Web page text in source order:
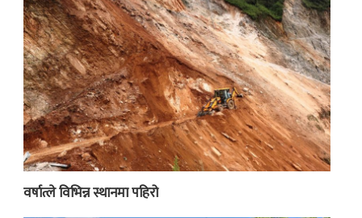
वर्षात्ले विभिन्न स्थानमा पहिरो